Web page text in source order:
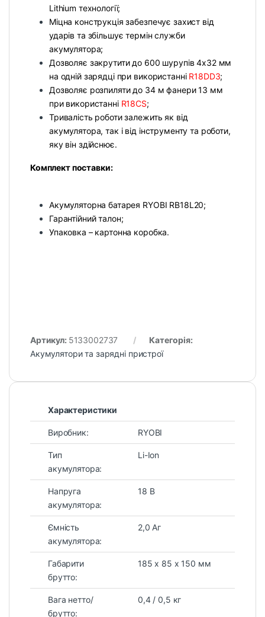
Lithium технології;
Міцна конструкція забезпечує захист від
ударів та збільшує термін служби
акумулятора;
Дозволяє закрутити до 600 шурупів 4х32 мм
на одній зарядці при використанні R18DD3;
Дозволяє розпиляти до 34 м фанери 13 мм
при використанні R18CS;
Тривалість роботи залежить як від
акумулятора, так і від інструменту та роботи,
яку він здійснює.
Комплект поставки:
Акумуляторна батарея RYOBI RB18L20;
Гарантійний талон;
Упаковка – картонна коробка.
Артикул: 5133002737
Категорія:
Акумулятори та зарядні пристрої
Характеристики
Виробник: RYOBI
Тип
акумулятора:
Li-Ion
Напруга
акумулятора:
18 В
Ємність
акумулятора:
2,0 Аг
Габарити
брутто:
185 х 85 х 150 мм
Вага нетто/
брутто:
0,4 / 0,5 кг